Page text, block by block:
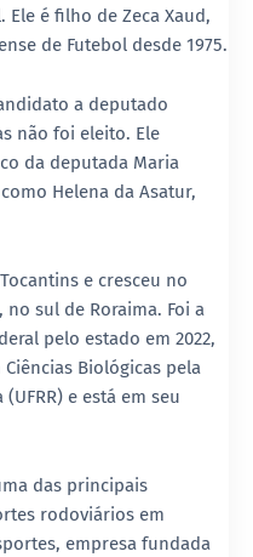
Ele é filho de Zeca Xaud,
de Futebol desde 1975.
a deputado
não foi eleito. Ele
da deputada Maria
Helena da Asatur,
e cresceu no
, no sul de Roraima. Foi a
pelo estado em 2022,
Ciências Biológicas pela
e está em seu
das principais
rodoviários em
, empresa fundada